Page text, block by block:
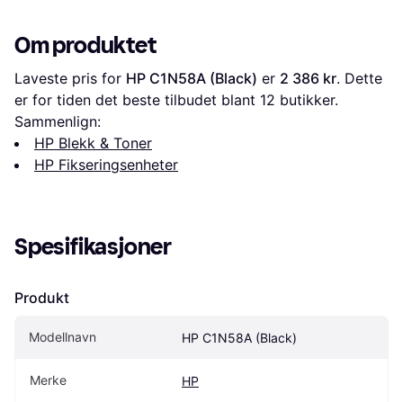
Om produktet
Laveste pris for HP C1N58A (Black) er 2 386 kr. Dette
er for tiden det beste tilbudet blant 12 butikker.
Sammenlign:
HP Blekk & Toner
HP Fikseringsenheter
Spesifikasjoner
Produkt
Modellnavn HP C1N58A (Black)
Merke HP